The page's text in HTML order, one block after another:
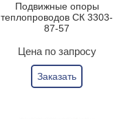
Подвижные опоры
теплопроводов СК 3303-
87-57
Цена по запросу
Заказать